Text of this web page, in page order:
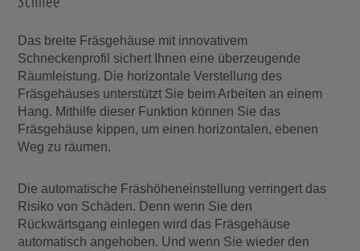
Das breite Fräsgehäuse mit innovativem
Schneckenprofil sichert Ihnen eine überzeugende
Räumleistung. Die horizontale Verstellung des
Fräsgehäuses unterstützt Sie beim Arbeiten an einem
Hang. Mithilfe dieser Funktion können Sie das
Fräsgehäuse kippen, um einen horizontalen, ebenen
Weg zu räumen.
Die automatische Fräshöheneinstellung verringert das
Risiko von Schäden. Denn wenn Sie den
Rückwärtsgang einlegen wird das Fräsgehäuse
automatisch angehoben. Und wenn Sie wieder den